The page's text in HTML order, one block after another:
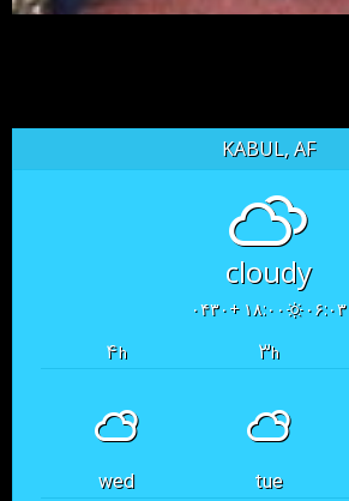
KABUL, AF
cloudy
۰۶:۰۳ ۱۸:۰۰ +۰۴۳۰
۳h ۴h
tue
wed